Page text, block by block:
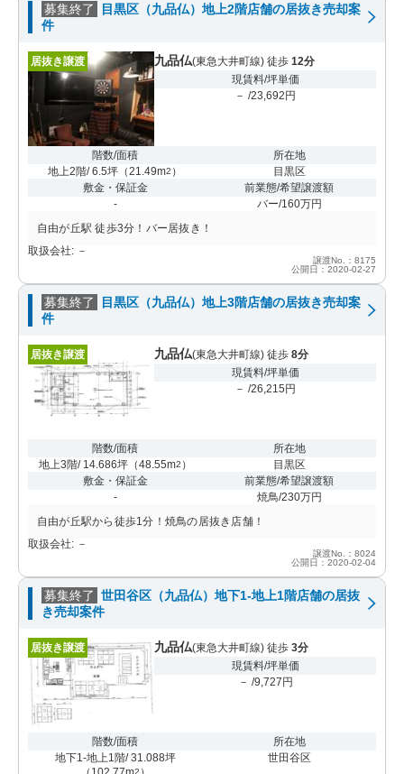
募集終了
目黒区（九品仏）地上2階店舗の居抜き売却案
件
居抜き譲渡 九品仏(東急大井町線) 徒歩 12分
現賃料/坪単価
－ /23,692円
階数/面積
地上2階/ 6.5坪 （21.49m2 ）
所在地
目黒区
敷金・保証金
-
前業態/希望譲渡額
バー/160万円
自由が丘駅 徒歩3分！バー居抜き！
取扱会社: －
譲渡No.：8175
公開日：2020-02-27
募集終了
目黒区（九品仏）地上3階店舗の居抜き売却案
件
居抜き譲渡 九品仏(東急大井町線) 徒歩 8分
現賃料/坪単価
－ /26,215円
階数/面積
地上3階/ 14.686坪（48.55m2 ）
所在地
目黒区
敷金・保証金
-
前業態/希望譲渡額
焼鳥/230万円
自由が丘駅から徒歩1分！焼鳥の居抜き店舗！
取扱会社: －
譲渡No.：8024
公開日：2020-02-04
募集終了 世田谷区（九品仏）地下1-地上1階店舗の居抜
き売却案件
居抜き譲渡 九品仏(東急大井町線) 徒歩 3分
現賃料/坪単価
－ /9,727円
階数/面積
地下1-地上1階/ 31.088坪
2
所在地
世田谷区